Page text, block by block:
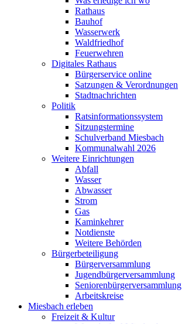
Rathaus
Bauhof
Wasserwerk
Waldfriedhof
Feuerwehren
Digitales Rathaus
Bürgerservice online
Satzungen & Verordnungen
Stadtnachrichten
Politik
Ratsinformationssystem
Sitzungstermine
Schulverband Miesbach
Kommunalwahl 2026
Weitere Einrichtungen
Abfall
Wasser
Abwasser
Strom
Gas
Kaminkehrer
Notdienste
Weitere Behörden
Bürgerbeteiligung
Bürgerversammlung
Jugendbürgerversammlung
Seniorenbürgerversammlung
Arbeitskreise
Miesbach erleben
Freizeit & Kultur